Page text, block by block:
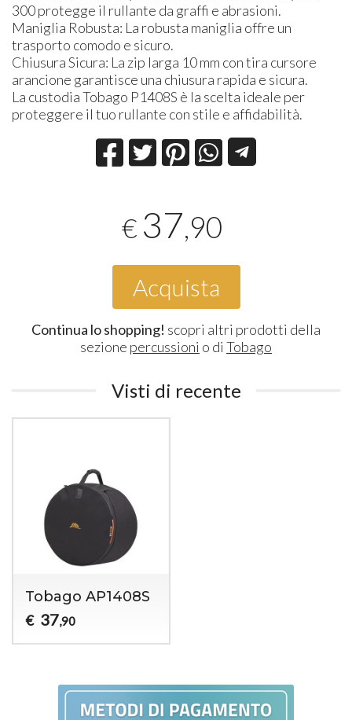
300 protegge il rullante da graffi e abrasioni.
Maniglia Robusta: La robusta maniglia offre un
trasporto comodo e sicuro.
Chiusura Sicura: La zip larga 10 mm con tira cursore
arancione garantisce una chiusura rapida e sicura.
La custodia Tobago P1408S è la scelta ideale per
proteggere il tuo rullante con stile e affidabilità.
€ 37,90
Acquista
Continua lo shopping! scopri altri prodotti della
sezione percussioni o di Tobago
Visti di recente
Tobago AP1408S
€ 37,90